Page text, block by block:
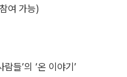
여 가능)
들’의 ‘온 이야기’